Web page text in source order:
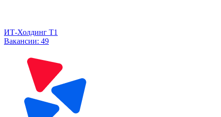
ИТ-Холдинг Т1
Вакансии: 49